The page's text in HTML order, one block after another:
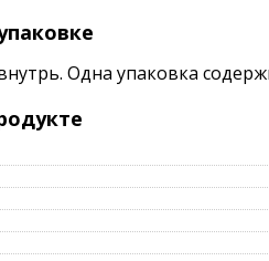
Одна упаковка